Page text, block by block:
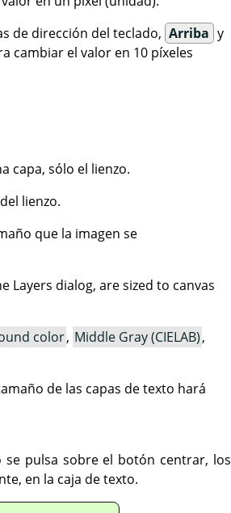
de dirección del teclado, Arriba y
cambiar el valor en 10 píxeles
capa, sólo el lienzo.
lienzo.
que la imagen se
Layers dialog, are sized to canvas
color, Middle Gray (CIELAB),
de las capas de texto hará
pulsa sobre el botón centrar, los
en la caja de texto.